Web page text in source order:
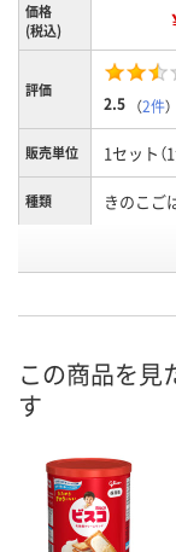
価格
(税込)
評価
2.5 （2件）
販売単位 1セット（
種類 きのこご
お届け日
ついてご
数量
この商品を見
す